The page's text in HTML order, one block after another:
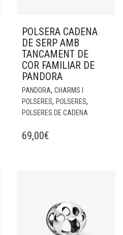
POLSERA CADENA
DE SERP AMB
TANCAMENT DE
COR FAMILIAR DE
PANDORA
PANDORA, CHARMS I
POLSERES, POLSERES,
POLSERES DE CADENA
69,00€